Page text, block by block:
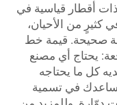
أقطار قياسية في
كثيرٍ من الأحيان،
صحيحة. قيمة خط
يحتاج أي مصنع
كل ما يحتاجه
في تسمية